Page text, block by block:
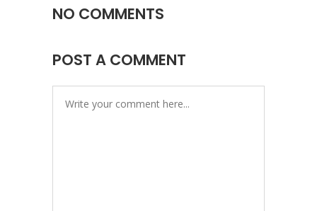
NO COMMENTS
POST A COMMENT